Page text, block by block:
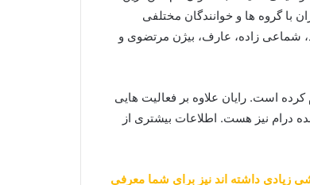
با گروه ها و خوانندگان مختلفی
شماعی زاده، عارف، بیژن مرتضوی و
است. رایان علاوه بر فعالیت هایی
درام نیز هست. اطلاعات بیشتری از
زیادی داشته اند نیز برای شما معرفی